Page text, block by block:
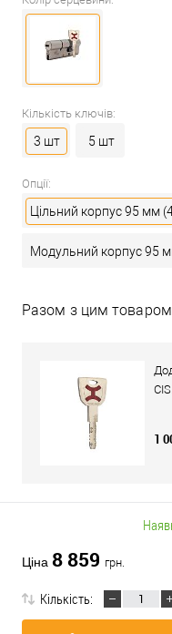
Кількість ключів:
3 шт 5 шт
Опції:
Цільний корпус 95 мм
Модульний корпус 95
Разом з цим
1
Ціна 8 859 грн.
Кількість: